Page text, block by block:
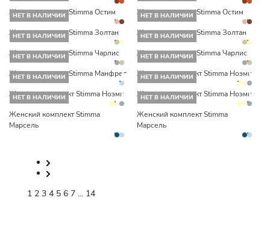
Женский костюм Stimma Остим Женский костюм Stimma Остим
НЕТ В НАЛИЧИИ
Женский костюм Stimma Золтан
НЕТ В НАЛИЧИИ
Женский костюм Stimma Золтан
НЕТ В НАЛИЧИИ
Женский костюм Stimma Чарлис
НЕТ В НАЛИЧИИ
Женский костюм Stimma Чарлис
НЕТ В НАЛИЧИИ
Женский костюм Stimma Манфред
НЕТ В НАЛИЧИИ
Женский комплект Stimma Ноэми
НЕТ В НАЛИЧИИ
Женский комплект Stimma Ноэми
НЕТ В НАЛИЧИИ
Женский комплект Stimma Ноэми
НЕТ В НАЛИЧИИ
Женский комплект Stimma
Марсель
НЕТ В НАЛИЧИИ
Женский комплект Stimma
Марсель
1 2 3 4 5 6 7 ... 14